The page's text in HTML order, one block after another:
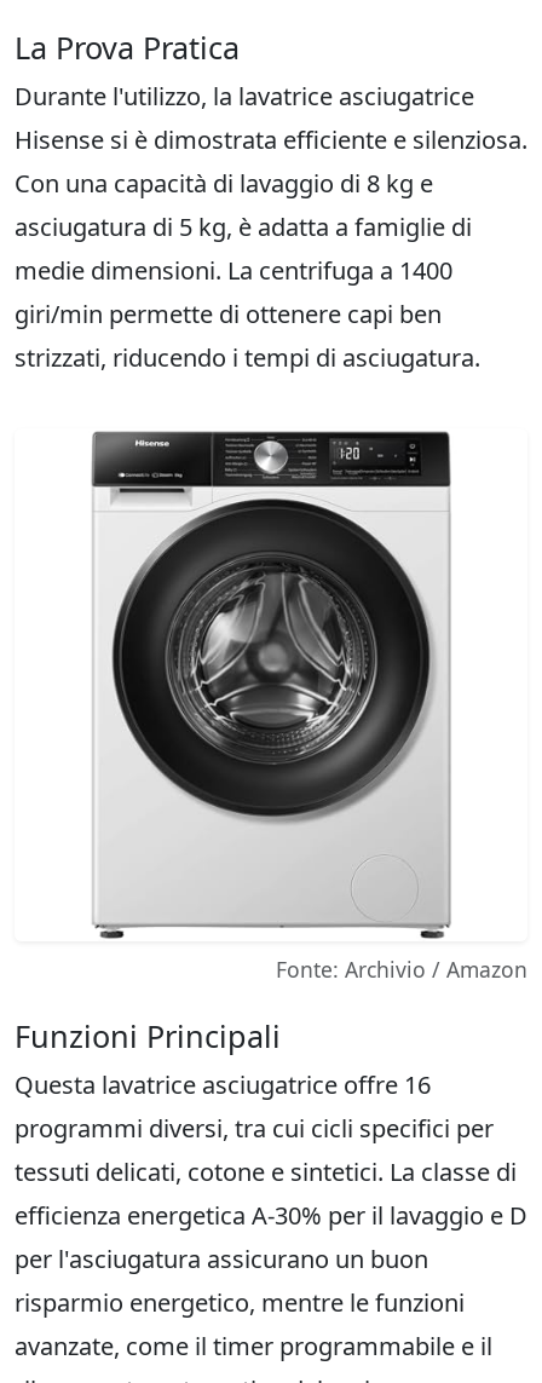
La Prova Pratica
Durante l'utilizzo, la lavatrice asciugatrice
Hisense si è dimostrata efficiente e silenziosa.
Con una capacità di lavaggio di 8 kg e
asciugatura di 5 kg, è adatta a famiglie di
medie dimensioni. La centrifuga a 1400
giri/min permette di ottenere capi ben
strizzati, riducendo i tempi di asciugatura.
Fonte: Archivio / Amazon
Funzioni Principali
Questa lavatrice asciugatrice offre 16
programmi diversi, tra cui cicli specifici per
tessuti delicati, cotone e sintetici. La classe di
efficienza energetica A-30% per il lavaggio e D
per l'asciugatura assicurano un buon
risparmio energetico, mentre le funzioni
avanzate, come il timer programmabile e il